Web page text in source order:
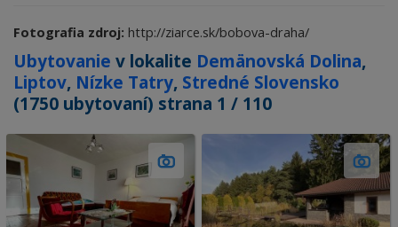
Fotografia zdroj: http://ziarce.sk/bobova-draha/
Ubytovanie v lokalite Demänovská Dolina,
Liptov, Nízke Tatry, Stredné Slovensko
(1750 ubytovaní) strana 1 / 110